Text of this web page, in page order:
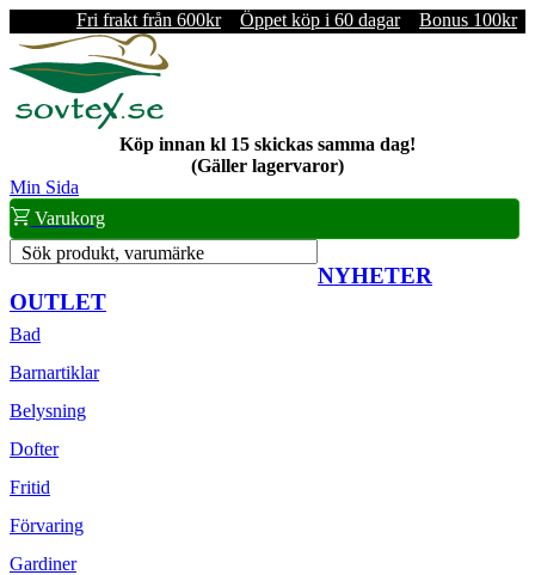
Fri frakt från 600kr Öppet köp i 60 dagar Bonus 100kr
Köp innan kl 15 skickas samma dag!
(Gäller lagervaror)
Min Sida
Varukorg
Sök produkt, varumärke
NYHETER
OUTLET
Bad
Barnartiklar
Belysning
Dofter
Fritid
Förvaring
Gardiner